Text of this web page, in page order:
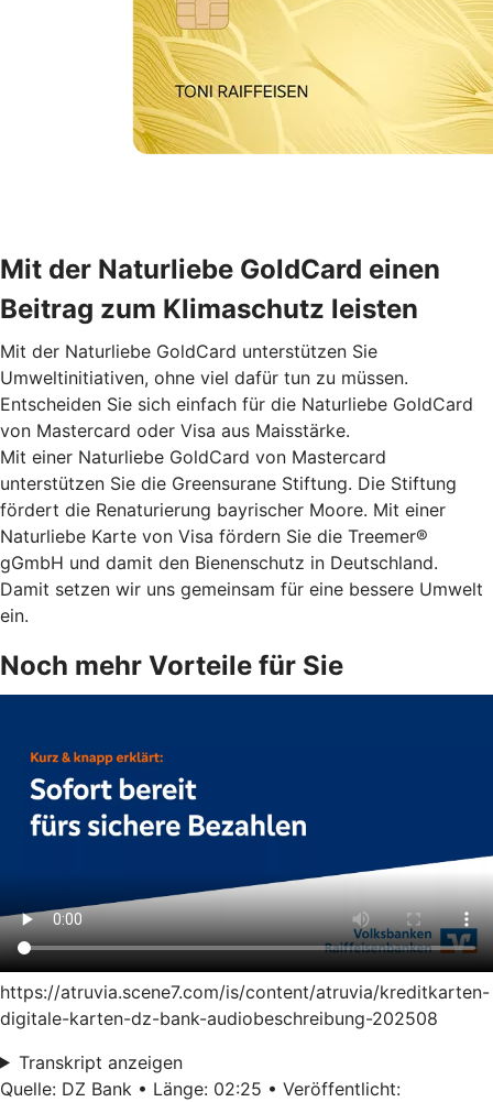
Mit der Naturliebe GoldCard einen
Beitrag zum Klimaschutz leisten
Mit der Naturliebe GoldCard unterstützen Sie
Umweltinitiativen, ohne viel dafür tun zu müssen.
Entscheiden Sie sich einfach für die Naturliebe GoldCard
von Mastercard oder Visa aus Maisstärke.
Mit einer Naturliebe GoldCard von Mastercard
unterstützen Sie die Greensurane Stiftung. Die Stiftung
fördert die Renaturierung bayrischer Moore. Mit einer
Naturliebe Karte von Visa fördern Sie die Treemer®
gGmbH und damit den Bienenschutz in Deutschland.
Damit setzen wir uns gemeinsam für eine bessere Umwelt
ein.
Noch mehr Vorteile für Sie
https://atruvia.scene7.com/is/content/atruvia/kreditkarten-
digitale-karten-dz-bank-audiobeschreibung-202508
Transkript anzeigen
Quelle: DZ Bank • Länge: 02:25 • Veröffentlicht: